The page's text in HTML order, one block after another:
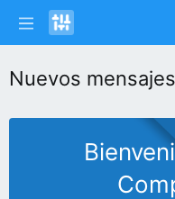
Nuevos mensajes